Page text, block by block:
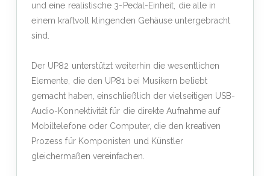
und eine realistische 3-Pedal-Einheit, die alle in
einem kraftvoll klingenden Gehäuse untergebracht
sind.
Der UP82 unterstützt weiterhin die wesentlichen
Elemente, die den UP81 bei Musikern beliebt
gemacht haben, einschließlich der vielseitigen USB-
Audio-Konnektivität für die direkte Aufnahme auf
Mobiltelefone oder Computer, die den kreativen
Prozess für Komponisten und Künstler
gleichermaßen vereinfachen.